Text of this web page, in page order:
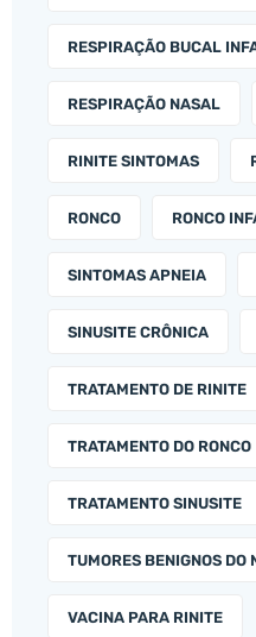
RESPIRAÇÃO BUCAL
RESPIRAÇÃO NASAL
RINITE SINTOMAS
RONCO RONCO
SINTOMAS APNEIA
SINUSITE CRÔNICA
TRATAMENTO DE RINITE
TRATAMENTO DO RONCO
TRATAMENTO SINUSITE
TUMORES BENIGNOS DO
VACINA PARA RINITE